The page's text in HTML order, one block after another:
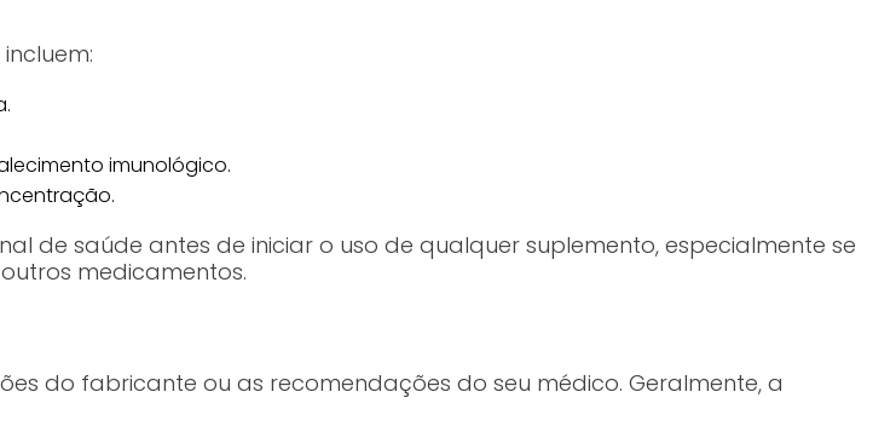
imunológico.
de saúde antes de iniciar o uso de qualquer suplemento, especialmente se
medicamentos.
do fabricante ou as recomendações do seu médico. Geralmente, a